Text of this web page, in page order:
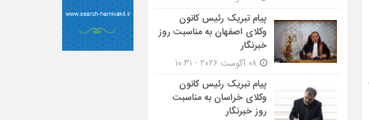
پیام تبریک رئیس کانون
وکلای اصفهان به مناسبت روز
خبرنگار
پیام تبریک رئیس کانون
وکلای خراسان به مناسبت
روز خبرنگار